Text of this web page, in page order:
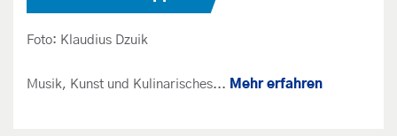
Foto: Klaudius Dzuik
Musik, Kunst und Kulinarisches... Mehr erfahren